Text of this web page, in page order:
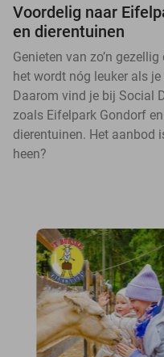
Voordelig naar
en dierentuinen
Genieten van zo’n
het wordt nóg leuker als
Daarom vind je bij Social
zoals Eifelpark Gondorf
dierentuinen. Het aanbod
heen?